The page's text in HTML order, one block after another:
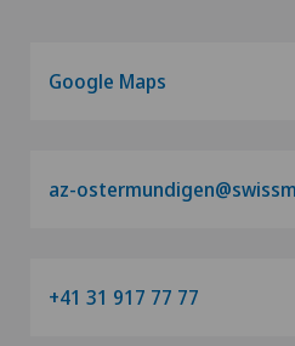
Google Maps
az-
+41 31 917 77 77